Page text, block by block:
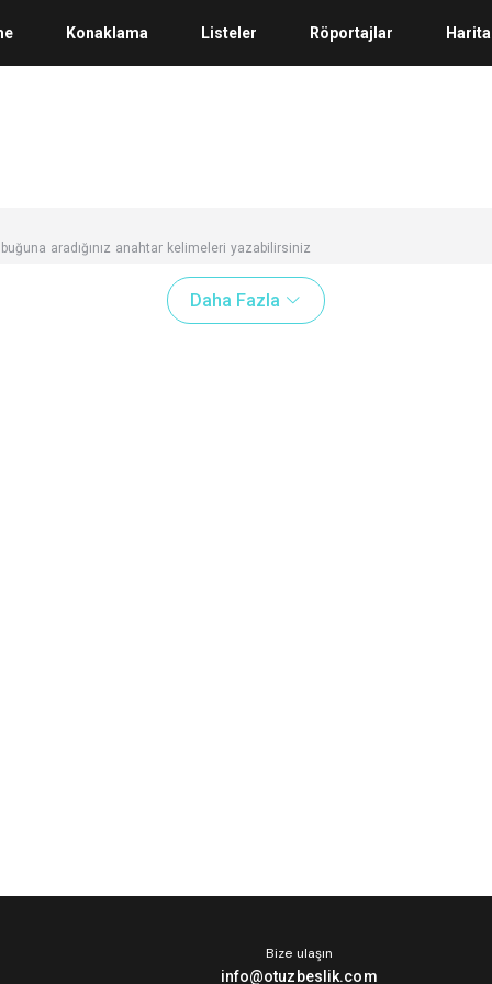
Konaklama Listeler Röportajlar
aradığınız anahtar kelimeleri yazabilirsiniz
Daha Fazla
Bize ulaşın
info@otuzbeslik.com